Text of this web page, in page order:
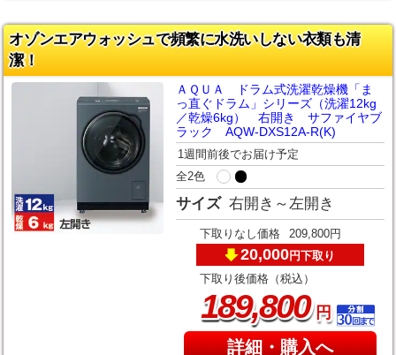
オゾンエアウォッシュで頻繁に水洗いしない衣類も清
潔！
ＡＱＵＡ ドラム式洗濯乾燥機「ま
っ直ぐドラム」シリーズ（洗濯12kg
／乾燥6kg） 右開き サファイヤブ
ラック AQW-DXS12A-R(K)
1週間前後でお届け予定
全2色
サイズ 右開き～左開き
下取りなし価格 209,800円
20,000円下取り
下取り後価格（税込）
189,800円
詳細・購入へ